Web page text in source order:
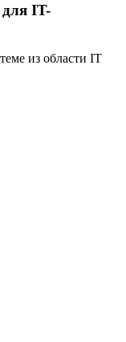
IT-
из области IT